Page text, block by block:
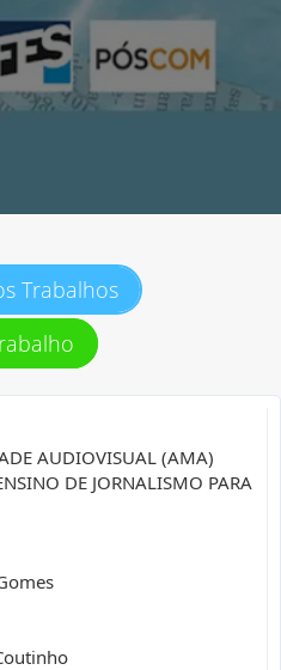
Trabalhos
AUDIOVISUAL (AMA)
DE JORNALISMO PARA